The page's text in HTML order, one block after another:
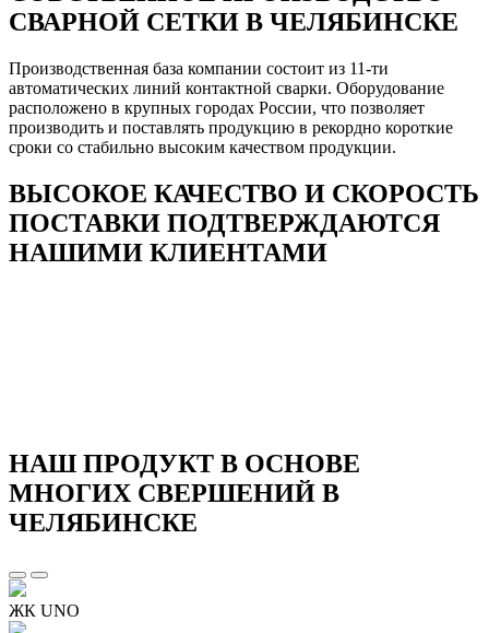
СВАРНОЙ СЕТКИ В ЧЕЛЯБИНСКЕ
Производственная база компании состоит из 11-ти
автоматических линий контактной сварки. Оборудование
расположено в крупных городах России, что позволяет
производить и поставлять продукцию в рекордно короткие
сроки со стабильно высоким качеством продукции.
ВЫСОКОЕ КАЧЕСТВО И СКОРОСТЬ
ПОСТАВКИ ПОДТВЕРЖДАЮТСЯ
НАШИМИ КЛИЕНТАМИ
НАШ ПРОДУКТ В ОСНОВЕ
МНОГИХ СВЕРШЕНИЙ В
ЧЕЛЯБИНСКЕ
ЖК UNO